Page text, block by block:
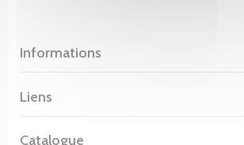
Informations
Liens
Catalogue